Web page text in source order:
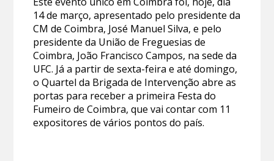
14 de março, apresentado pelo presidente da
CM de Coimbra, José Manuel Silva, e pelo
presidente da União de Freguesias de
Coimbra, João Francisco Campos, na sede da
UFC. Já a partir de sexta-feira e até domingo,
o Quartel da Brigada de Intervenção abre as
portas para receber a primeira Festa do
Fumeiro de Coimbra, que vai contar com 11
expositores de vários pontos do país.